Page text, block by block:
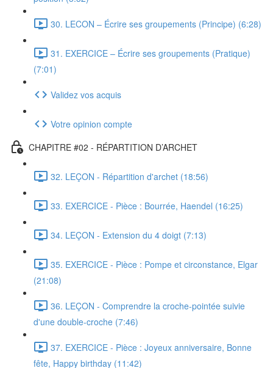
30. LECON – Écrire ses groupements (Principe) (6:28)
31. EXERCICE – Écrire ses groupements (Pratique)
(7:01)
Validez vos acquis
Votre opinion compte
CHAPITRE #02 - RÉPARTITION D’ARCHET
32. LEÇON - Répartition d'archet (18:56)
33. EXERCICE - Pièce : Bourrée, Haendel (16:25)
34. LEÇON - Extension du 4 doigt (7:13)
35. EXERCICE - Pièce : Pompe et circonstance, Elgar
(21:08)
36. LEÇON - Comprendre la croche-pointée suivie
d'une double-croche (7:46)
37. EXERCICE - Pièce : Joyeux anniversaire, Bonne
fête, Happy birthday (11:42)